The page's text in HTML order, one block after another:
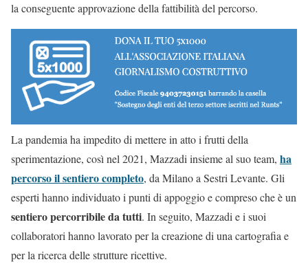
la conseguente approvazione della fattibilità del percorso.
La pandemia ha impedito di mettere in atto i frutti della
sperimentazione, così nel 2021, Mazzadi insieme al suo team, ha
percorso il sentiero completo, da Milano a Sestri Levante. Gli
esperti hanno individuato i punti di appoggio e compreso che è un
sentiero percorribile da tutti. In seguito, Mazzadi e i suoi
collaboratori hanno lavorato per la creazione di una cartografia e
per la ricerca delle strutture ricettive.